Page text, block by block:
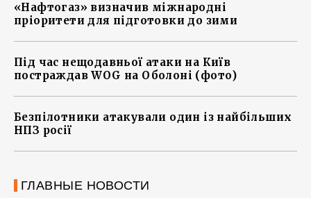
«Нафтогаз» визначив міжнародні
пріоритети для підготовки до зими
Під час нещодавньої атаки на Київ
постраждав WOG на Оболоні (фото)
Безпілотники атакували один із найбільших
НПЗ росії
ГЛАВНЫЕ НОВОСТИ